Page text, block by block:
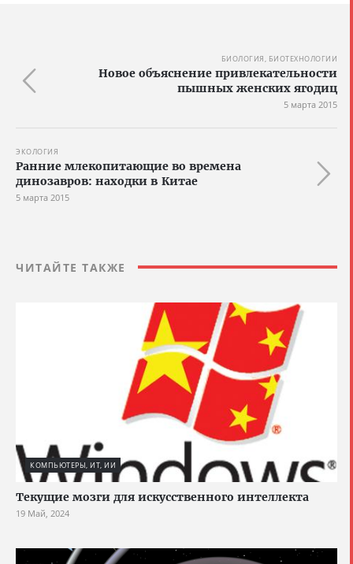
БИОЛОГИЯ, БИОТЕХНОЛОГИИ
Новое объяснение привлекательности
пышных женских ягодиц
5 марта 2015
ЭКОЛОГИЯ
Ранние млекопитающие во времена
динозавров: находки в Китае
5 марта 2015
ЧИТАЙТЕ ТАКЖЕ
КОМПЬЮТЕРЫ, ИТ, ИИ
Текущие мозги для искусственного интеллекта
19 Май, 2024